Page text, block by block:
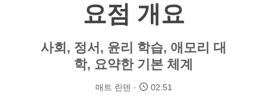
요점 개요
사회, 정서, 윤리 학습, 애모리 대
학, 요약한 기본 체계
매트 린덴 02:51